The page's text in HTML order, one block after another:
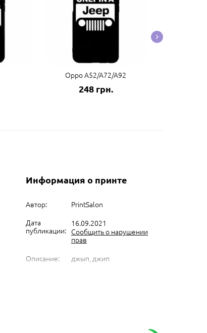
Oppo A52/A72/A92
248 грн.
Информация о принте
Автор:
PrintSalon
Дата
публикации:
16.09.2021
Сообщить о нарушении
прав
Описание:
джып, джип